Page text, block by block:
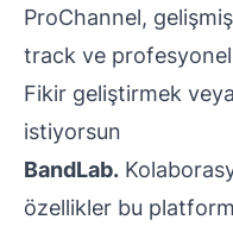
ProChannel, gelişmiş
track ve profesyonel
Fikir geliştirmek
istiyorsun
BandLab.
özellikler bu